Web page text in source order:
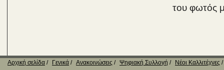
του φωτός
Αρχική σελίδα Γενικά Ανακοινώσεις Ψηφιακή Συλλογή
Νέοι Καλλιτέχνες